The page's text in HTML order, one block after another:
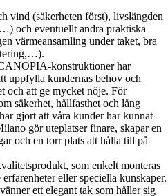
vind (säkerheten först), livslängden
och eventuellt andra praktiska
värmeansamling under taket, bra
konstruktioner har
uppfylla kundernas behov och
och att ge mycket nöje. För
säkerhet, hållfasthet och lång
gjort att våra kunder har kunnat
gör uteplatser finare, skapar en
och en torr plats att hålla till på
som enkelt monteras
eller speciella kunskaper.
ett elegant tak som håller sig